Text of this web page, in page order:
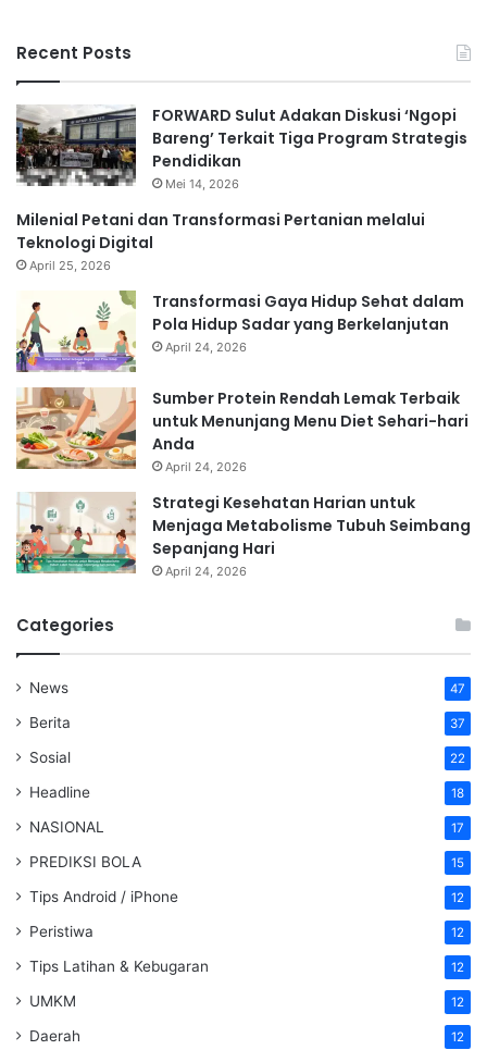
Recent Posts
FORWARD Sulut Adakan Diskusi ‘Ngopi
Bareng’ Terkait Tiga Program Strategis
Pendidikan
Mei 14, 2026
Milenial Petani dan Transformasi Pertanian melalui
Teknologi Digital
April 25, 2026
Transformasi Gaya Hidup Sehat dalam
Pola Hidup Sadar yang Berkelanjutan
April 24, 2026
Sumber Protein Rendah Lemak Terbaik
untuk Menunjang Menu Diet Sehari-hari
Anda
April 24, 2026
Strategi Kesehatan Harian untuk
Menjaga Metabolisme Tubuh Seimbang
Sepanjang Hari
April 24, 2026
Categories
News 47
Berita 37
Sosial 22
Headline 18
NASIONAL 17
PREDIKSI BOLA 15
Tips Android / iPhone 12
Peristiwa 12
Tips Latihan & Kebugaran 12
UMKM 12
Daerah 12